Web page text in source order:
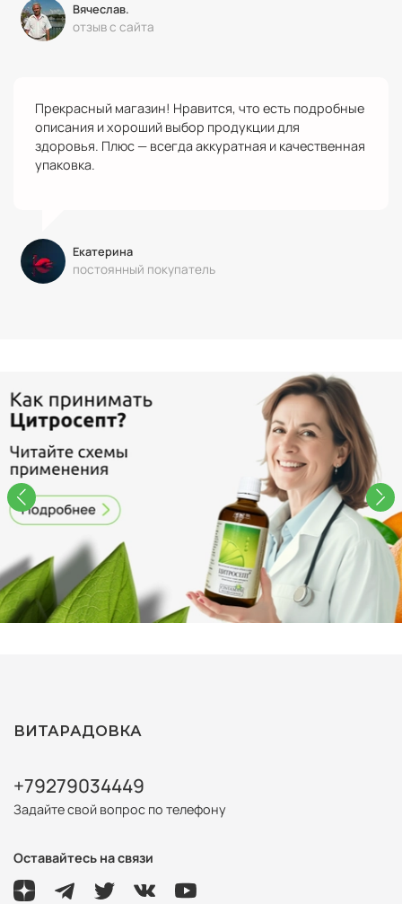
Вячеслав.
отзыв с сайта
Прекрасный магазин! Нравится, что есть подробные
описания и хороший выбор продукции для
здоровья. Плюс — всегда аккуратная и качественная
упаковка.
Екатерина
постоянный покупатель
ВИТАРАДОВКА
+79279034449
Задайте свой вопрос по телефону
Оставайтесь на связи